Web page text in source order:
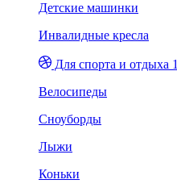
Детские машинки
Инвалидные кресла
Для спорта и отдыха 1
Велосипеды
Сноуборды
Лыжи
Коньки